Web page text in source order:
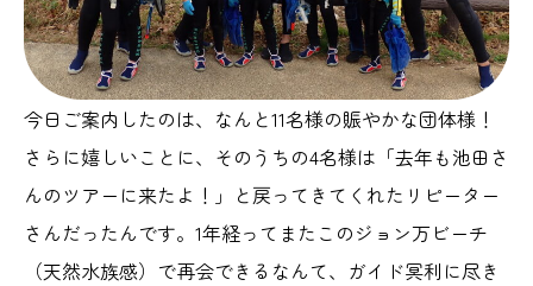
今日ご案内したのは、なんと11名様の賑やかな団体様！
さらに嬉しいことに、そのうちの4名様は「去年も池田さ
んのツアーに来たよ！」と戻ってきてくれたリピーター
さんだったんです。1年経ってまたこのジョン万ビーチ
（天然水族感）で再会できるなんて、ガイド冥利に尽き